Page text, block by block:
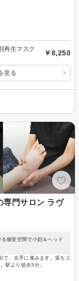
再生マスク
￥8,250
見る
専門サロン ラヴ
個室空間で小顔＆ヘッド
て、左手に進みます。坂を上
駅より徒歩3分。